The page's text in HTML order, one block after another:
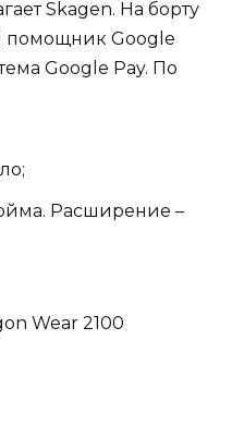
Skagen. На борту
помощник Google
Google Pay. По
Расширение –
Wear 2100